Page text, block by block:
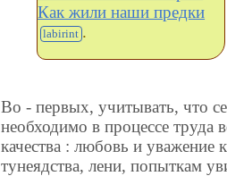
Как жили наши предки
.
Во - первых, учитывать, что
необходимо в процессе труда
качества : любовь и уважение
тунеядства, лени, попыткам